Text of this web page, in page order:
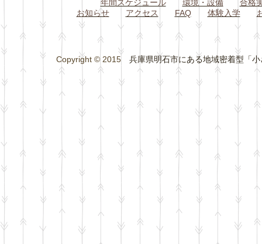
年間スケジュール 環境・設備
合格
お知らせ
アクセス FAQ 体験入学
Copyright © 2015 兵庫県明石市にある地域密着型「